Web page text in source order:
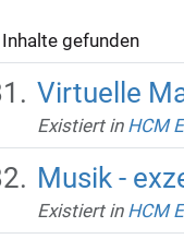
Inhalte gefunden
Virtuelle
Existiert in HCM
Musik -
Existiert in HCM